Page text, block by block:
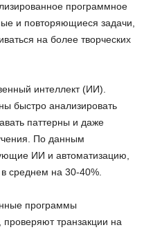
программное
и повторяющиеся задачи,
на более творческих
интеллект (ИИ).
быстро анализировать
паттерны и даже
По данным
ИИ и автоматизацию,
среднем на 30-40%.
программы
транзакции на